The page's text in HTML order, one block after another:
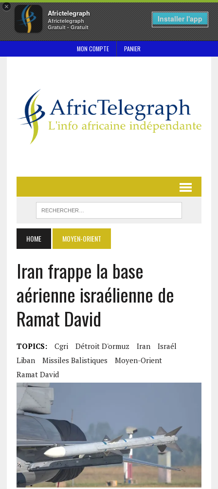
×
Africtelegraph
Africtelegraph
Gratuit - Gratuit
Installer l'app
MON COMPTE PANIER
HOME MOYEN-ORIENT
Iran frappe la base
aérienne israélienne de
Ramat David
TOPICS: Cgri Détroit D'ormuz Iran
Israél
Liban
Missiles Balistiques
Moyen-Orient
Ramat David